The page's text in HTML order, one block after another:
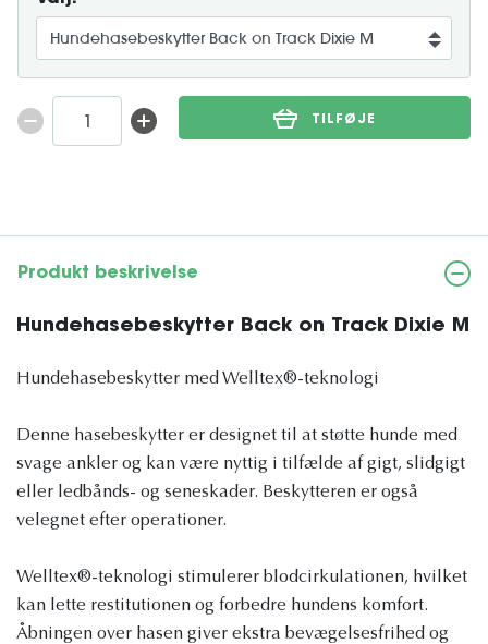
TILFØJE
Produkt beskrivelse
Hundehasebeskytter Back on Track Dixie M
Hundehasebeskytter med Welltex®-teknologi
Denne hasebeskytter er designet til at støtte hunde med
svage ankler og kan være nyttig i tilfælde af gigt, slidgigt
eller ledbånds- og seneskader. Beskytteren er også
velegnet efter operationer.
Welltex®-teknologi stimulerer blodcirkulationen, hvilket
kan lette restitutionen og forbedre hundens komfort.
Åbningen over hasen giver ekstra bevægelsesfrihed og